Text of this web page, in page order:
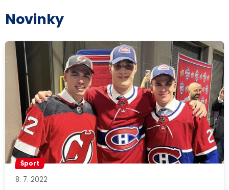
Novinky
Šport
8. 7. 2022